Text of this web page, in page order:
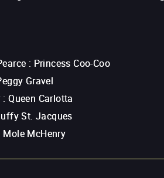
: Princess Coo-Coo
Gravel
:Queen Carlotta
St. Jacques
Mole McHenry